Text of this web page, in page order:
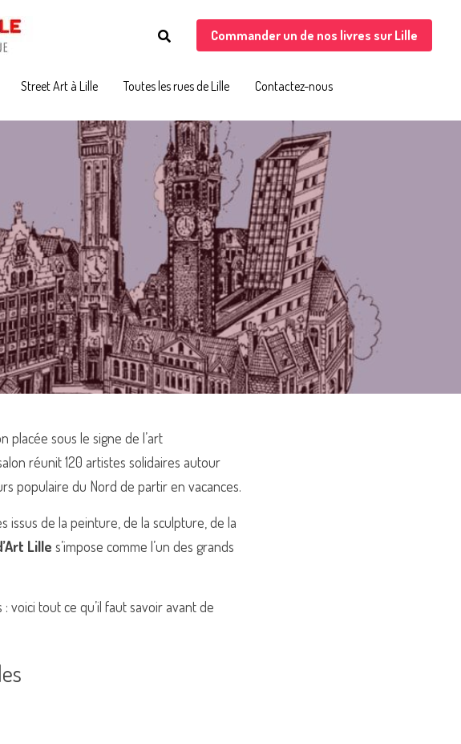
Street Art à Lille Toutes les rues de Lille Contactez-nous
Commander un de nos livres sur Lille
Street Art à Lille Toutes les rues de Lille Contactez-nous
Commander un de nos livres sur Lille
placée sous le signe de l’art
réunit 120 artistes solidaires autour
populaire du Nord de partir en vacances.
issus de la peinture, de la sculpture, de la
Lille s’impose comme l’un des grands
voici tout ce qu’il faut savoir avant de